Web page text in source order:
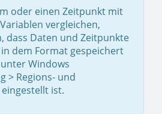
oder einen Zeitpunkt mit
vergleichen,
dass Daten und Zeitpunkte
dem Format gespeichert
Windows
> Regions- und
ist.